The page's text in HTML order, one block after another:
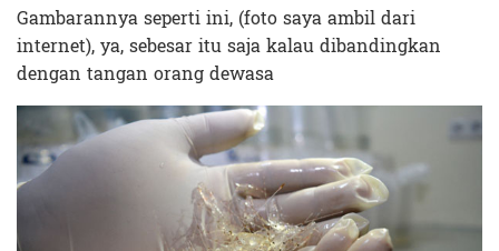
Gambarannya seperti ini, (foto saya ambil dari
internet), ya, sebesar itu saja kalau dibandingkan
dengan tangan orang dewasa